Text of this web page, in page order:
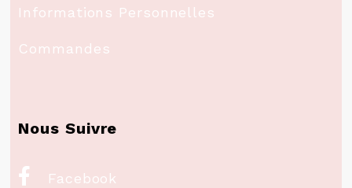
Informations Personnelles
Commandes
Nous Suivre
 Facebook